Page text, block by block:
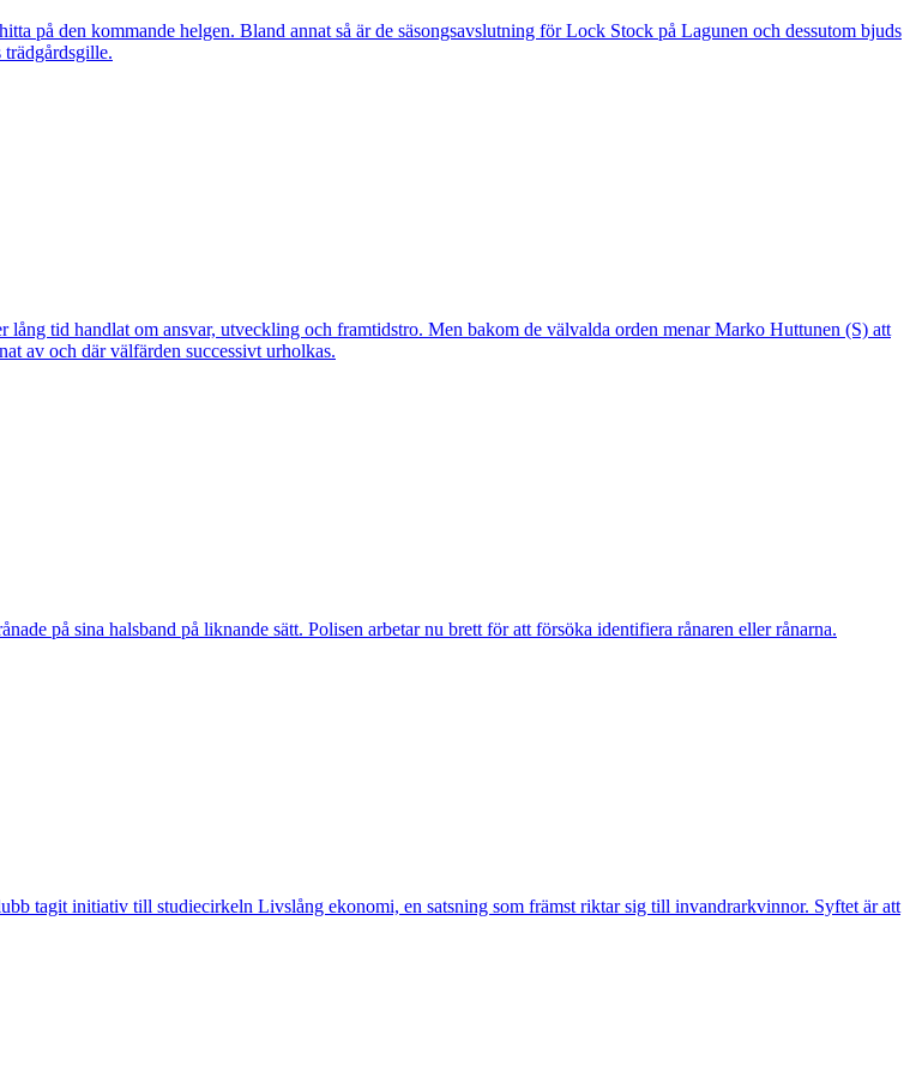
på den kommande helgen. Bland annat så är de säsongsavslutning för Lock Stock på Lagunen och dessutom bjuds
trädgårdsgille.
tid handlat om ansvar, utveckling och framtidstro. Men bakom de välvalda orden menar Marko Huttunen (S) att
av och där välfärden successivt urholkas.
på sina halsband på liknande sätt. Polisen arbetar nu brett för att försöka identifiera rånaren eller rånarna.
tagit initiativ till studiecirkeln Livslång ekonomi, en satsning som främst riktar sig till invandrarkvinnor. Syftet är att